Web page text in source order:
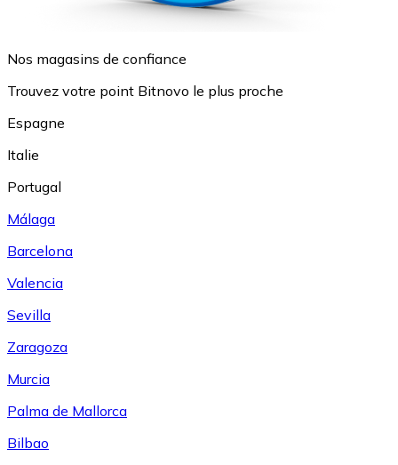
Nos magasins de confiance
Trouvez votre point Bitnovo le plus proche
Espagne
Italie
Portugal
Málaga
Barcelona
Valencia
Sevilla
Zaragoza
Murcia
Palma de Mallorca
Bilbao